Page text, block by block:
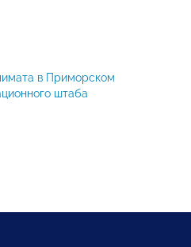
в Приморском
штаба